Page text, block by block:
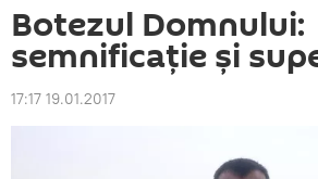
Botezul Domnului:
semnificație și
17:17 19.01.2017